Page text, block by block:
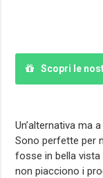
Scopri le
Un’alternativa ma
Sono perfette per
fosse in bella vista
non piacciono i